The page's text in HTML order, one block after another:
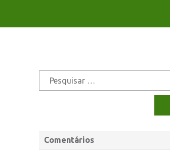
Comentários